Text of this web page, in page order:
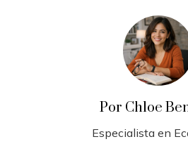
Por Chloe
Especialista en